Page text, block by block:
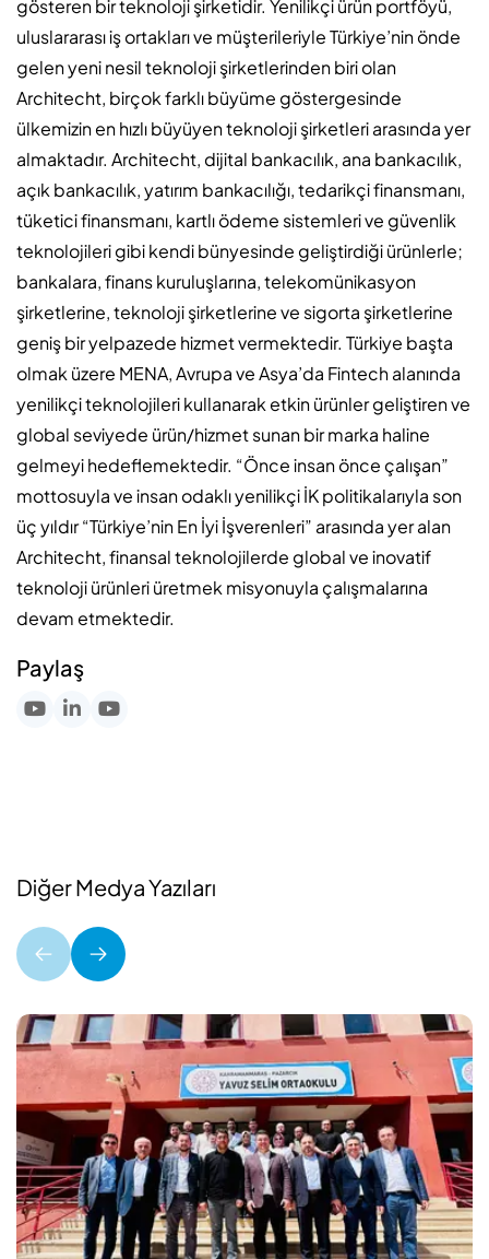
gösteren bir teknoloji şirketidir. Yenilikçi ürün portföyü,
uluslararası iş ortakları ve müşterileriyle Türkiye’nin önde
gelen yeni nesil teknoloji şirketlerinden biri olan
Architecht, birçok farklı büyüme göstergesinde
ülkemizin en hızlı büyüyen teknoloji şirketleri arasında yer
almaktadır. Architecht, dijital bankacılık, ana bankacılık,
açık bankacılık, yatırım bankacılığı, tedarikçi finansmanı,
tüketici finansmanı, kartlı ödeme sistemleri ve güvenlik
teknolojileri gibi kendi bünyesinde geliştirdiği ürünlerle;
bankalara, finans kuruluşlarına, telekomünikasyon
şirketlerine, teknoloji şirketlerine ve sigorta şirketlerine
geniş bir yelpazede hizmet vermektedir. Türkiye başta
olmak üzere MENA, Avrupa ve Asya’da Fintech alanında
yenilikçi teknolojileri kullanarak etkin ürünler geliştiren ve
global seviyede ürün/hizmet sunan bir marka haline
gelmeyi hedeflemektedir. “Önce insan önce çalışan”
mottosuyla ve insan odaklı yenilikçi İK politikalarıyla son
üç yıldır “Türkiye’nin En İyi İşverenleri” arasında yer alan
Architecht, finansal teknolojilerde global ve inovatif
teknoloji ürünleri üretmek misyonuyla çalışmalarına
devam etmektedir.
Paylaş
Diğer Medya Yazıları